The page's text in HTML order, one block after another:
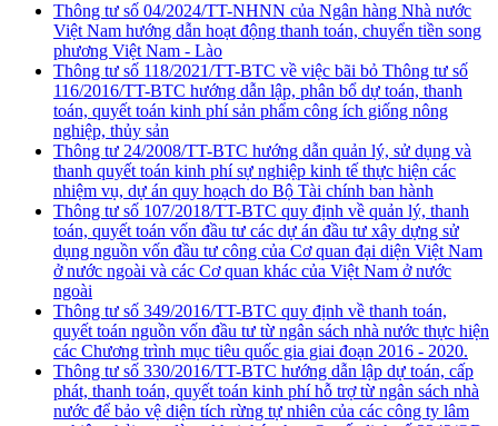
Thông tư số 04/2024/TT-NHNN của Ngân hàng Nhà nước
Việt Nam hướng dẫn hoạt động thanh toán, chuyển tiền song
phương Việt Nam - Lào
Thông tư số 118/2021/TT-BTC về việc bãi bỏ Thông tư số
116/2016/TT-BTC hướng dẫn lập, phân bổ dự toán, thanh
toán, quyết toán kinh phí sản phẩm công ích giống nông
nghiệp, thủy sản
Thông tư 24/2008/TT-BTC hướng dẫn quản lý, sử dụng và
thanh quyết toán kinh phí sự nghiệp kinh tế thực hiện các
nhiệm vụ, dự án quy hoạch do Bộ Tài chính ban hành
Thông tư số 107/2018/TT-BTC quy định về quản lý, thanh
toán, quyết toán vốn đầu tư các dự án đầu tư xây dựng sử
dụng nguồn vốn đầu tư công của Cơ quan đại diện Việt Nam
ở nước ngoài và các Cơ quan khác của Việt Nam ở nước
ngoài
Thông tư số 349/2016/TT-BTC quy định về thanh toán,
quyết toán nguồn vốn đầu tư từ ngân sách nhà nước thực hiện
các Chương trình mục tiêu quốc gia giai đoạn 2016 - 2020.
Thông tư số 330/2016/TT-BTC hướng dẫn lập dự toán, cấp
phát, thanh toán, quyết toán kinh phí hỗ trợ từ ngân sách nhà
nước để bảo vệ diện tích rừng tự nhiên của các công ty lâm